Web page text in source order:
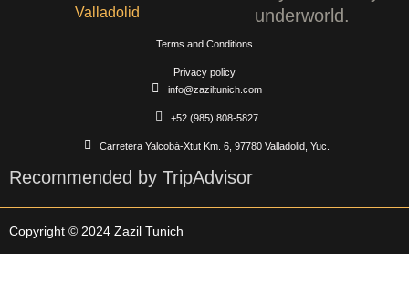
underworld.
info@zaziltunich.com
+52 (985) 808-5827
Carretera Yalcobá-Xtut Km. 6, 97780 Valladolid, Yuc.
Terms and Conditions
Privacy policy
Recommended by TripAdvisor
Copyright © 2024 Zazil Tunich